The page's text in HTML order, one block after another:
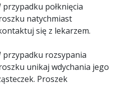
przypadku połknięcia
natychmiast
się z lekarzem.
przypadku rozsypania
unikaj wdychania jego
Proszek